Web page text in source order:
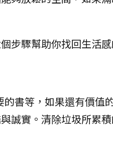
步驟幫助你找回生活感
書等，如果還有價值
誠實。清除垃圾所累